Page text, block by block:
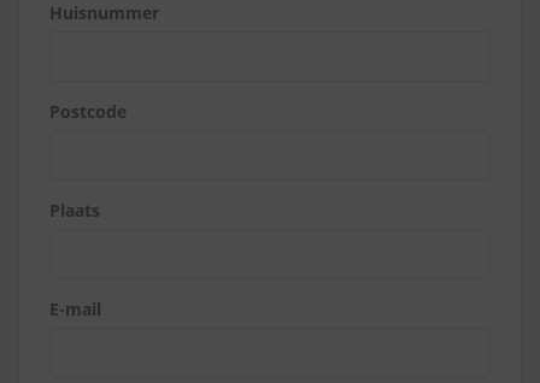
Huisnummer
Postcode
Plaats
E-mail